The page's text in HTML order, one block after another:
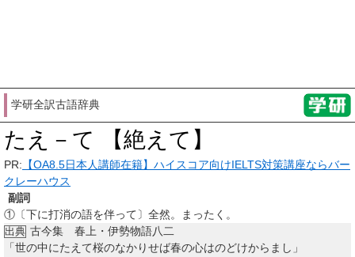
学研全訳古語辞典
たえ－て 【絶えて】
PR: 【OA8.5日本人講師在籍】ハイスコア向けIELTS対策講座ならバー
クレーハウス
副詞
① 〔下に打消の語を伴って〕全然。まったく。
出典 古今集 春上・伊勢物語八二
「世の中にたえて桜のなかりせば春の心はのどけからまし」